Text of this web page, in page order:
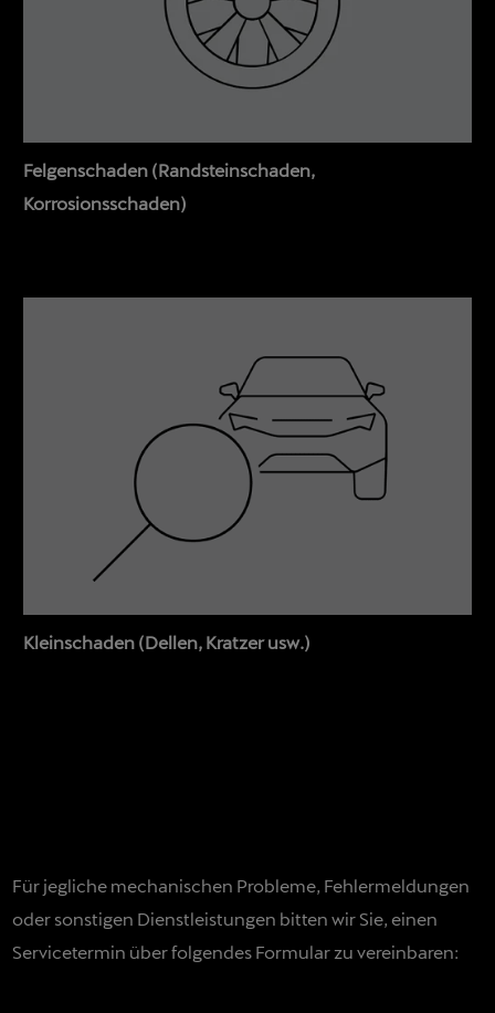
Felgenschaden (Randsteinschaden,
Korrosionsschaden)
Kleinschaden (Dellen, Kratzer usw.)
Für jegliche mechanischen Probleme, Fehlermeldungen
oder sonstigen Dienstleistungen bitten wir Sie, einen
Servicetermin über folgendes Formular zu vereinbaren: